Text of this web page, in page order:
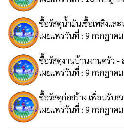
ซื้อวัสดุน้ำมันเชื้อเพลิงเเ
เผยแพร่วันที่ : 9 กรกฎาค
ซื้อวัสดุงานบ้านงานครัว -
เผยแพร่วันที่ : 9 กรกฎาค
ซื้อวัสดุก่อสร้าง เพื่อปรับส
เผยแพร่วันที่ : 9 กรกฎาค